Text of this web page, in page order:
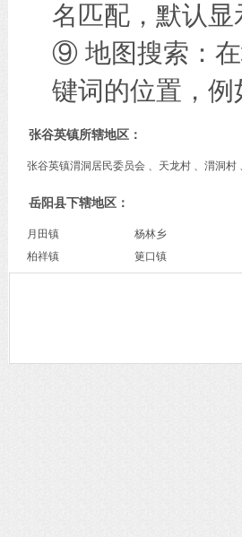
名匹配，默认
⑨ 地图搜索：在
键词的位置，
张谷英镇所辖地区：
张谷英镇渭洞居民委员会 、天龙村 、渭洞
岳阳县下辖地区：
月田镇 杨林乡
柏祥镇
筻口镇